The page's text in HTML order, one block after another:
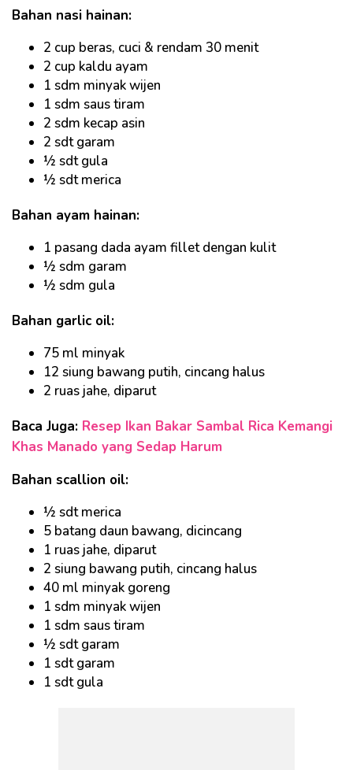
Bahan nasi hainan:
2 cup beras, cuci & rendam 30 menit
2 cup kaldu ayam
1 sdm minyak wijen
1 sdm saus tiram
2 sdm kecap asin
2 sdt garam
½ sdt gula
½ sdt merica
Bahan ayam hainan:
1 pasang dada ayam fillet dengan kulit
½ sdm garam
½ sdm gula
Bahan garlic oil:
75 ml minyak
12 siung bawang putih, cincang halus
2 ruas jahe, diparut
Baca Juga: Resep Ikan Bakar Sambal Rica Kemangi
Khas Manado yang Sedap Harum
Bahan scallion oil:
½ sdt merica
5 batang daun bawang, dicincang
1 ruas jahe, diparut
2 siung bawang putih, cincang halus
40 ml minyak goreng
1 sdm minyak wijen
1 sdm saus tiram
½ sdt garam
1 sdt garam
1 sdt gula